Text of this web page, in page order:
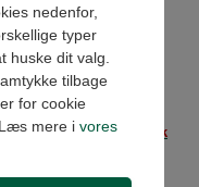
justerbar
samt uden
også leveres i speciel
du husket beslag? -
Klik
du husket
nedenfor,
typer
huske dit valg.
tilbage
for cookie
mere i vores